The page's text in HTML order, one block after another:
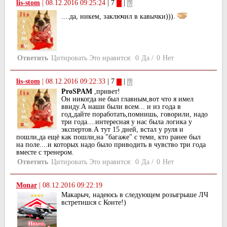
lis-stom 08.12.2016 09:25:24 | 7
....да, никем, заключил в кавычки))).
Ответить Цитировать Это нравится: 0 Да / 0 Нет
lis-stom 08.12.2016 09:22:33 | 7
ProSPAM ,привет!
Он никогда не был главным,вот что я имел
ввиду.А наши были всем... и из года в
год,дайте поработать,помнишь, говорили, надо
три года....интересная у нас была логика у
экспертов.А тут 15 дней, встал у руля и
пошли,да ещё как пошли,на "багаже" с теми, кто ранее был
на поле....и которых надо было приводить в чувство три года
вместе с тренером.
Ответить Цитировать Это нравится: 0 Да / 0 Нет
Monar
08.12.2016 09:22:19
Макарыч, надеюсь в следующем розыгрыше ЛЧ
встретишся с Конте!)